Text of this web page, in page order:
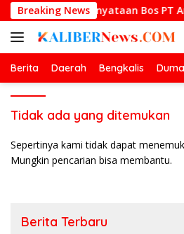
Langsung
ke
konten
Breaking News
Sorotan, Pernyataan Bos PT
Berita Daerah Bengkalis
Tidak ada yang ditemukan
Sepertinya kami tidak dapat
Mungkin pencarian bisa membantu.
Berita Terbaru